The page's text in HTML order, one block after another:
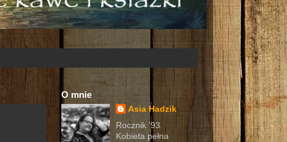
O mnie
Asia Hadzik
Rocznik '93.
Kobieta pełna